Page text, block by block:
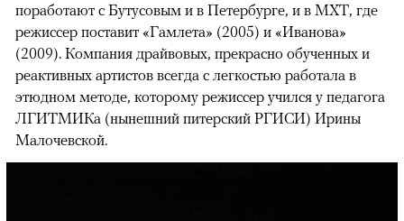
поработают с Бутусовым и в Петербурге, и в МХТ, где
режиссер поставит «Гамлета» (2005) и «Иванова»
(2009). Компания драйвовых, прекрасно обученных и
реактивных артистов всегда с легкостью работала в
этюдном методе, которому режиссер учился у педагога
ЛГИТМИКа (нынешний питерский РГИСИ) Ирины
Малочевской.